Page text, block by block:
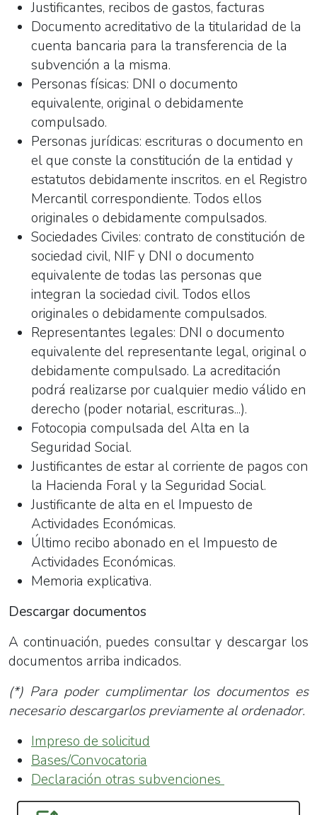
Justificantes, recibos de gastos, facturas
Documento acreditativo de la titularidad de la
cuenta bancaria para la transferencia de la
subvención a la misma.
Personas físicas: DNI o documento
equivalente, original o debidamente
compulsado.
Personas jurídicas: escrituras o documento en
el que conste la constitución de la entidad y
estatutos debidamente inscritos. en el Registro
Mercantil correspondiente. Todos ellos
originales o debidamente compulsados.
Sociedades Civiles: contrato de constitución de
sociedad civil, NIF y DNI o documento
equivalente de todas las personas que
integran la sociedad civil. Todos ellos
originales o debidamente compulsados.
Representantes legales: DNI o documento
equivalente del representante legal, original o
debidamente compulsado. La acreditación
podrá realizarse por cualquier medio válido en
derecho (poder notarial, escrituras...).
Fotocopia compulsada del Alta en la
Seguridad Social.
Justificantes de estar al corriente de pagos con
la Hacienda Foral y la Seguridad Social.
Justificante de alta en el Impuesto de
Actividades Económicas.
Último recibo abonado en el Impuesto de
Actividades Económicas.
Memoria explicativa.
Descargar documentos
A continuación, puedes consultar y descargar los
documentos arriba indicados.
(*) Para poder cumplimentar los documentos es
necesario descargarlos previamente al ordenador.
Impreso de solicitud
Bases/Convocatoria
Declaración otras subvenciones